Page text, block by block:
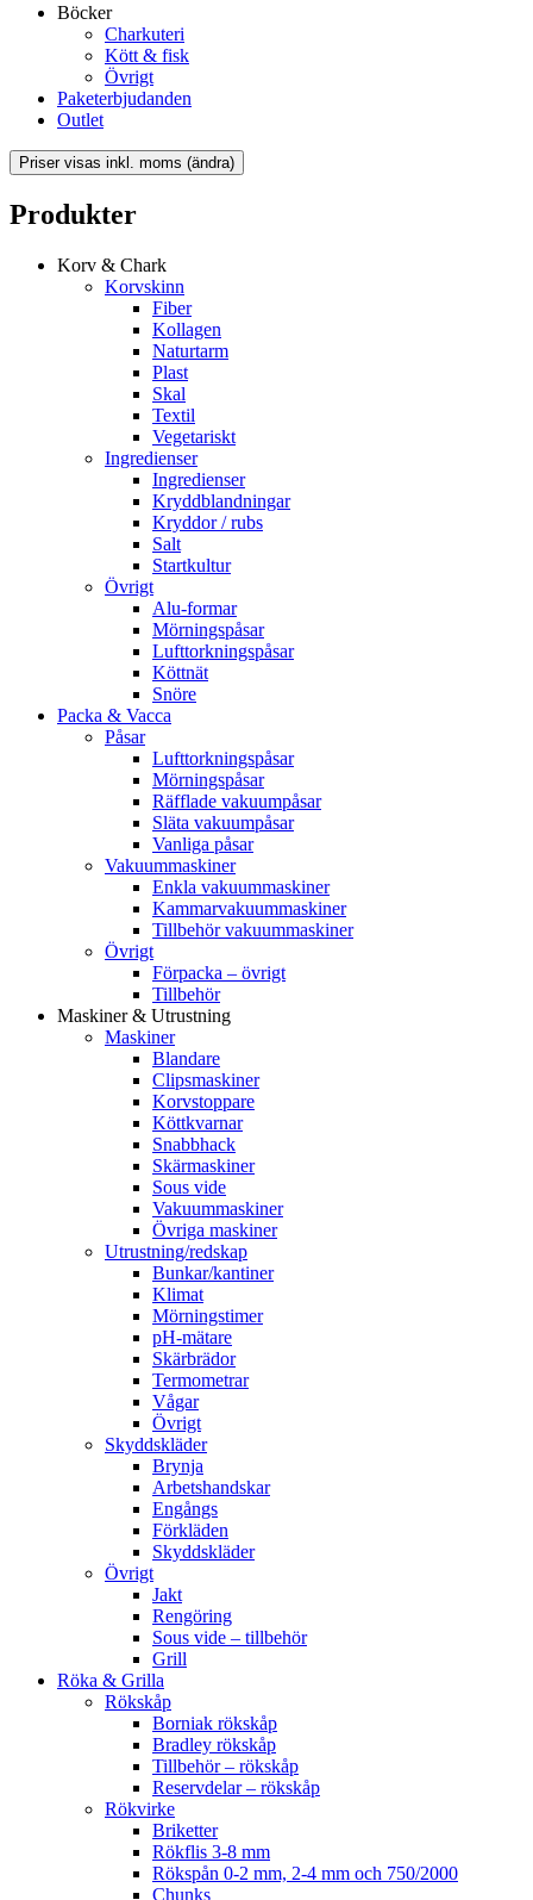
Böcker
Charkuteri
Kött & fisk
Övrigt
Paketerbjudanden
Outlet
Produkter
Korv & Chark
Korvskinn
Fiber
Kollagen
Naturtarm
Plast
Skal
Textil
Vegetariskt
Ingredienser
Ingredienser
Kryddblandningar
Kryddor / rubs
Salt
Startkultur
Övrigt
Alu-formar
Mörningspåsar
Lufttorkningspåsar
Köttnät
Snöre
Packa & Vacca
Påsar
Lufttorkningspåsar
Mörningspåsar
Räfflade vakuumpåsar
Släta vakuumpåsar
Vanliga påsar
Vakuummaskiner
Enkla vakuummaskiner
Kammarvakuummaskiner
Tillbehör vakuummaskiner
Övrigt
Förpacka – övrigt
Tillbehör
Maskiner & Utrustning
Maskiner
Blandare
Clipsmaskiner
Korvstoppare
Köttkvarnar
Snabbhack
Skärmaskiner
Sous vide
Vakuummaskiner
Övriga maskiner
Utrustning/redskap
Bunkar/kantiner
Klimat
Mörningstimer
pH-mätare
Skärbrädor
Termometrar
Vågar
Övrigt
Skyddskläder
Brynja
Arbetshandskar
Engångs
Förkläden
Skyddskläder
Övrigt
Jakt
Rengöring
Sous vide – tillbehör
Grill
Röka & Grilla
Rökskåp
Borniak rökskåp
Bradley rökskåp
Tillbehör – rökskåp
Reservdelar – rökskåp
Rökvirke
Briketter
Rökflis 3-8 mm
Rökspån 0-2 mm, 2-4 mm och 750/2000
Chunks